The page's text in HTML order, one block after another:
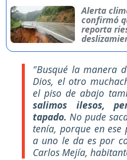
Alerta
confirmó
reporta
"Busqué la manera
Dios, el otro
el piso de abajo
salimos ilesos,
tapado. No pude
tenía, porque en ese
a uno le da es por
Carlos Mejía,